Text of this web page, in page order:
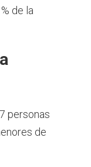
de la
personas
de